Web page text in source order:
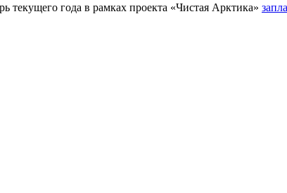
текущего года в рамках проекта «Чистая Арктика»